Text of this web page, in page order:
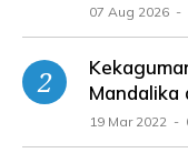
07 Aug 2026 -
Mandalika
19 Mar 2022 -